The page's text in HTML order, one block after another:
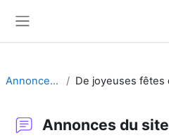
Annonces du site
Annonces du site